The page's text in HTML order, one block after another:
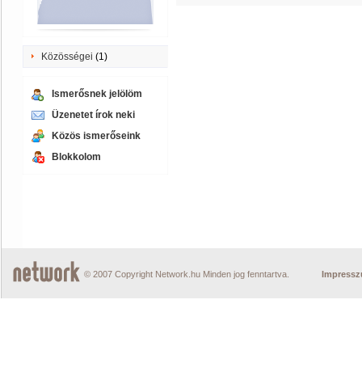
Közösségei (1)
Ismerősnek jelölöm
Üzenetet írok neki
Közös ismerőseink
Blokkolom
© 2007 Copyright Network.hu Minden jog fenntartva.